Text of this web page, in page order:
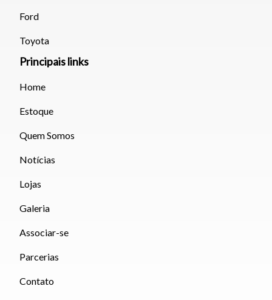
atalhos Ctrl+ (para aumentar) e Ctrl- (para diminuir) no seu
Ford
Toyota
Principais links
Home
Estoque
Quem Somos
Notícias
Lojas
Galeria
Associar-se
Parcerias
Contato